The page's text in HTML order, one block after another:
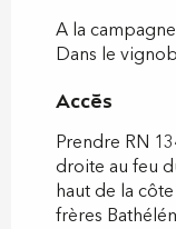
A la campagne
Dans le
Accès
Accès
Prendre RN
droite au feu
haut de la
frères